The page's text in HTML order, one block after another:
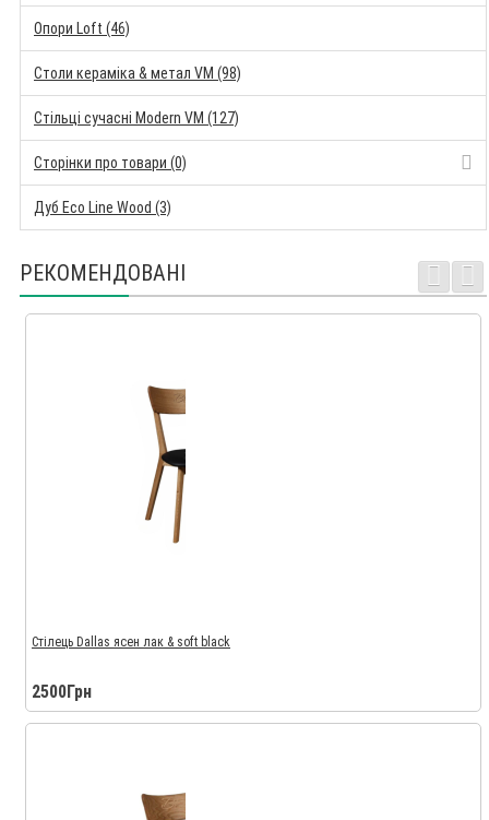
Опори Loft (46)
Столи кераміка & метал VM (98)
Стільці сучасні Modern VM (127)
Сторінки про товари (0)
Дуб Eco Line Wood (3)
РЕКОМЕНДОВАНІ
Стілець Dallas ясен лак & soft black
2500Грн